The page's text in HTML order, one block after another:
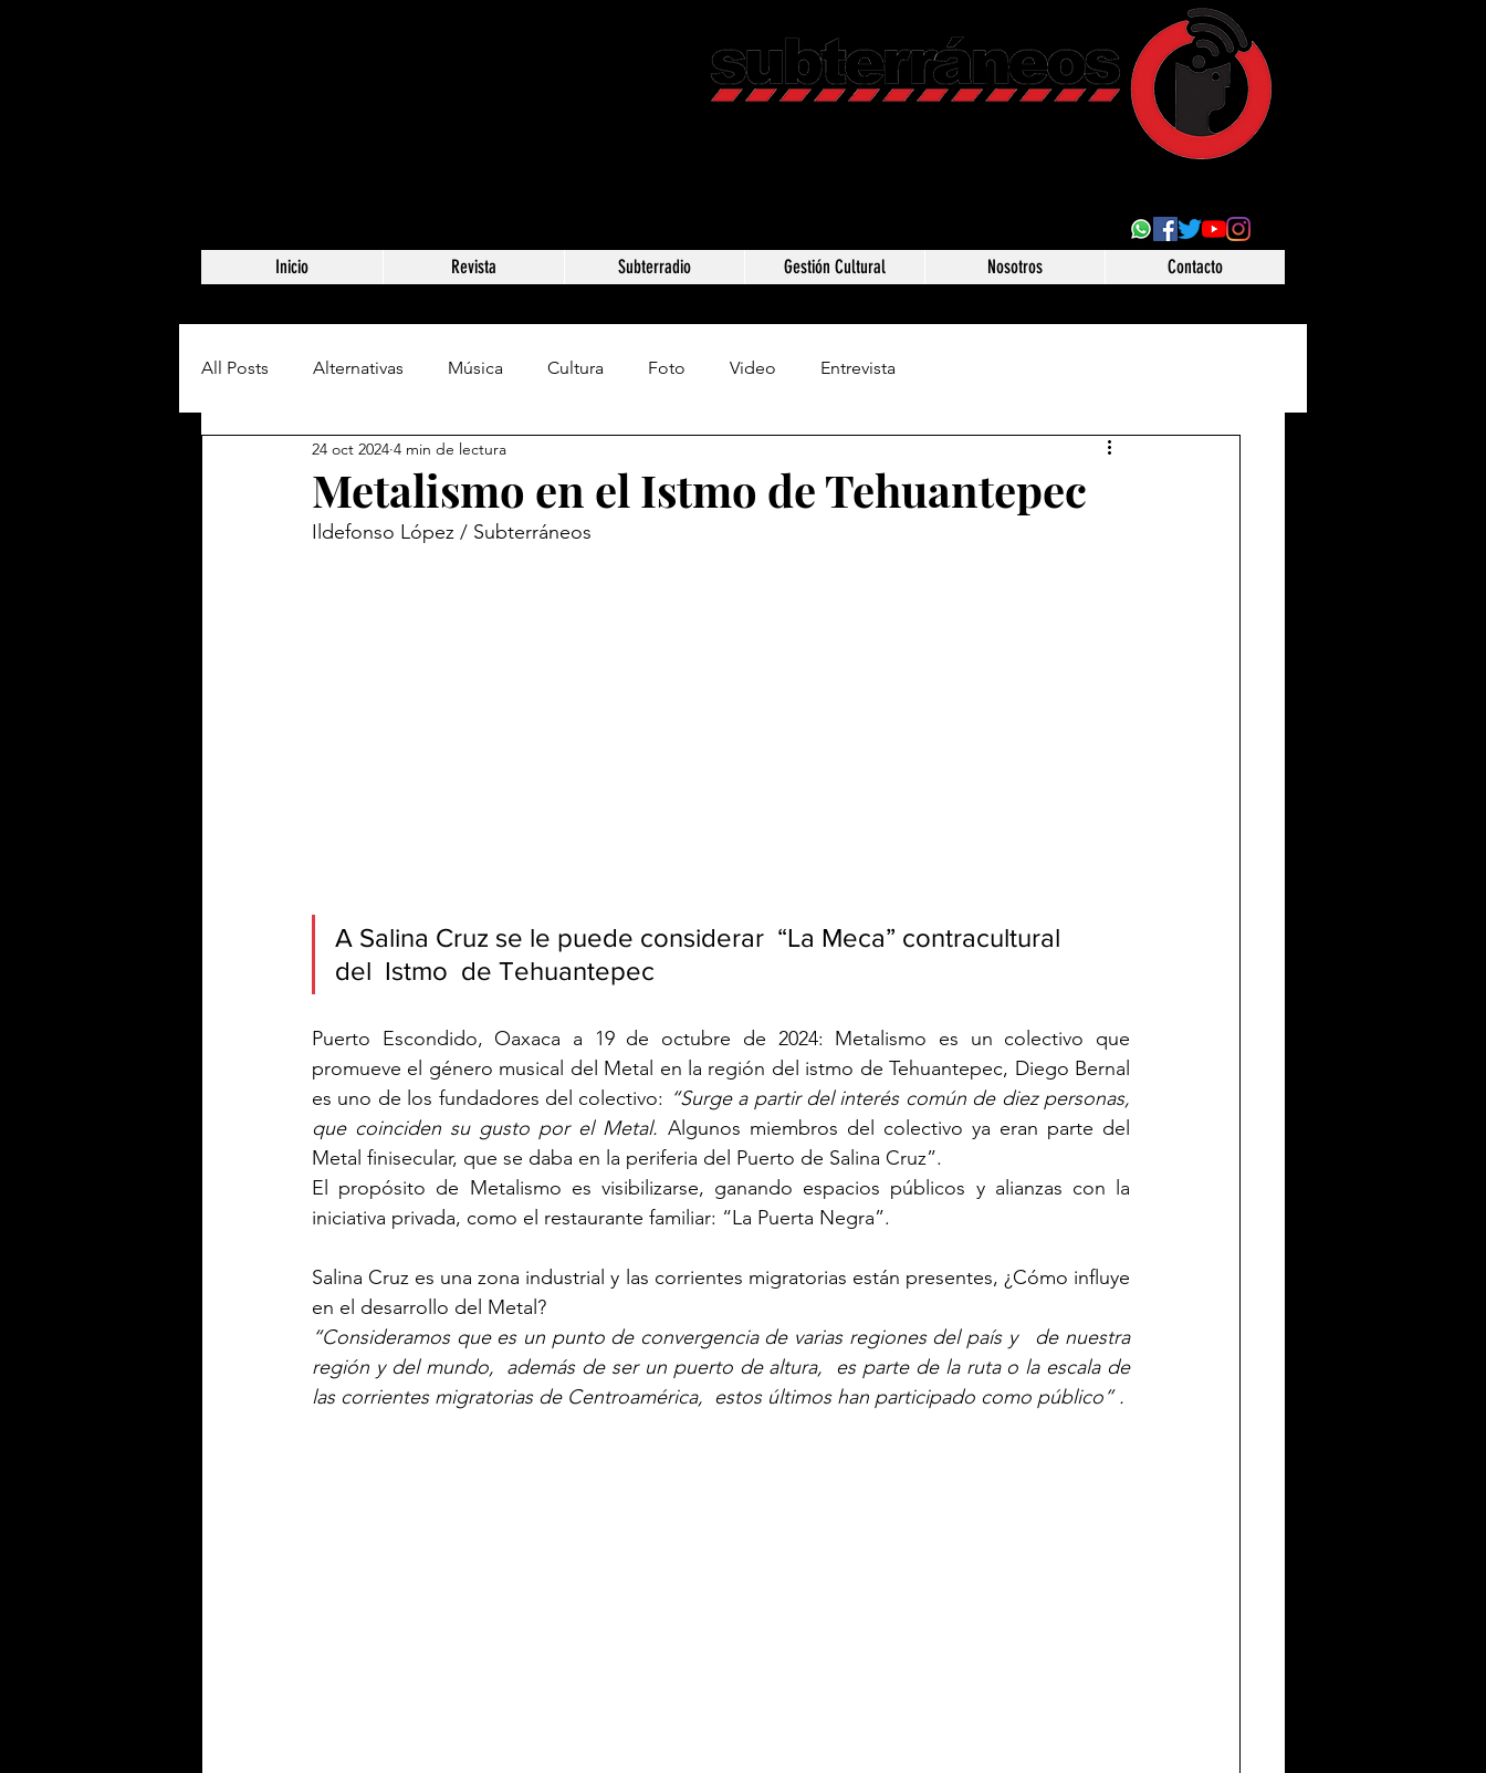
Inicio Revista Subterradio Gestión Cultural Nosotros Contacto
All Posts Alternativas Música Cultura Foto Video Entrevista
Metalismo en el Istmo de Tehuantepec
24 oct 2024 4 min de lectura
Ildefonso López / Subterráneos
A Salina Cruz se le puede considerar  “La Meca” contracultural
del  Istmo  de Tehuantepec
Puerto Escondido, Oaxaca a 19 de octubre de 2024: Metalismo es un colectivo que
promueve el género musical del Metal en la región del istmo de Tehuantepec, Diego Bernal
es uno de los fundadores del colectivo: “Surge a partir del interés común de diez personas,
que coinciden su gusto por el Metal. Algunos miembros del colectivo ya eran parte del
Metal finisecular, que se daba en la periferia del Puerto de Salina Cruz”.
El propósito de Metalismo es visibilizarse, ganando espacios públicos y alianzas con la
iniciativa privada, como el restaurante familiar: “La Puerta Negra”.
Salina Cruz es una zona industrial y las corrientes migratorias están presentes, ¿Cómo influye
en el desarrollo del Metal?
“Consideramos que es un punto de convergencia de varias regiones del país y   de nuestra
región y del mundo,  además de ser un puerto de altura,  es parte de la ruta o la escala de
las corrientes migratorias de Centroamérica,  estos últimos han participado como público” .